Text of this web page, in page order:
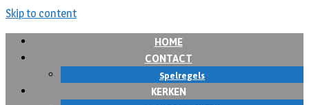
Skip to content
HOME
CONTACT
Spelregels
KERKEN